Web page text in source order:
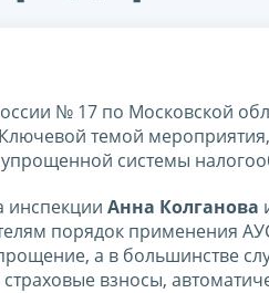
№ 17 по Московской
темой
системы
инспекции Анна Колганова
порядок применения
а в большинстве
взносы,